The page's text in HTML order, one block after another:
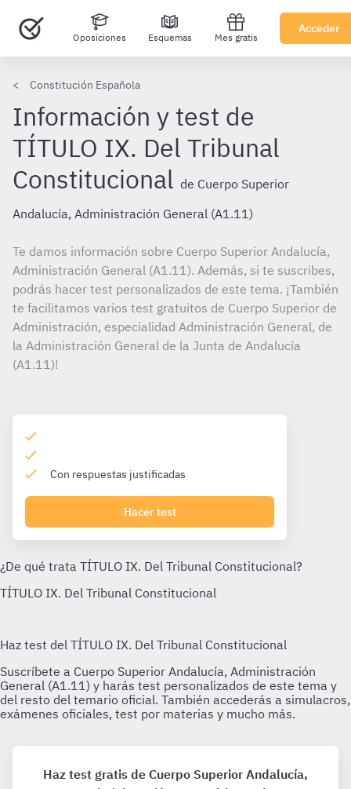
Oposiciones Esquemas Mes gratis
Acceder
Constitución Española
Información y test de
TÍTULO IX. Del Tribunal
Constitucional de Cuerpo Superior
Andalucía, Administración General (A1.11)
Te damos información sobre Cuerpo Superior Andalucía,
Administración General (A1.11). Además, si te suscribes,
podrás hacer test personalizados de este tema. ¡También
te facilitamos varios test gratuitos de Cuerpo Superior de
Administración, especialidad Administración General, de
la Administración General de la Junta de Andalucía
(A1.11)!
Con respuestas justificadas
Hacer test
Haz test gratis de Cuerpo Superior Andalucía,